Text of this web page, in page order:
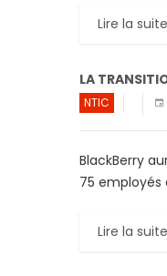
Lire la suite
LA
NTIC
BlackBerry
75 employés
Lire la suite